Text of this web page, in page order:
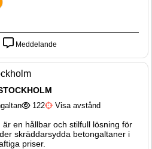
Meddelande
122 Visa avstånd
en hållbar och stilfull lösning för
skräddarsydda betongaltaner i
priser.